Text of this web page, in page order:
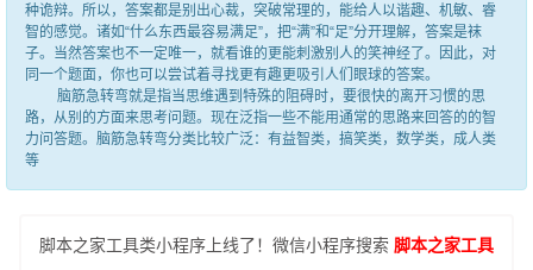
种诡辩。所以，答案都是别出心裁，突破常理的，能给人以谐趣、机敏、睿
智的感觉。诸如“什么东西最容易满足”，把“满”和“足”分开理解，答案是袜
子。当然答案也不一定唯一，就看谁的更能刺激别人的笑神经了。因此，对
同一个题面，你也可以尝试着寻找更有趣更吸引人们眼球的答案。
脑筋急转弯就是指当思维遇到特殊的阻碍时，要很快的离开习惯的思
路，从别的方面来思考问题。现在泛指一些不能用通常的思路来回答的的智
力问答题。脑筋急转弯分类比较广泛：有益智类，搞笑类，数学类，成人类
等
脚本之家工具类小程序上线了！微信小程序搜索 脚本之家工具